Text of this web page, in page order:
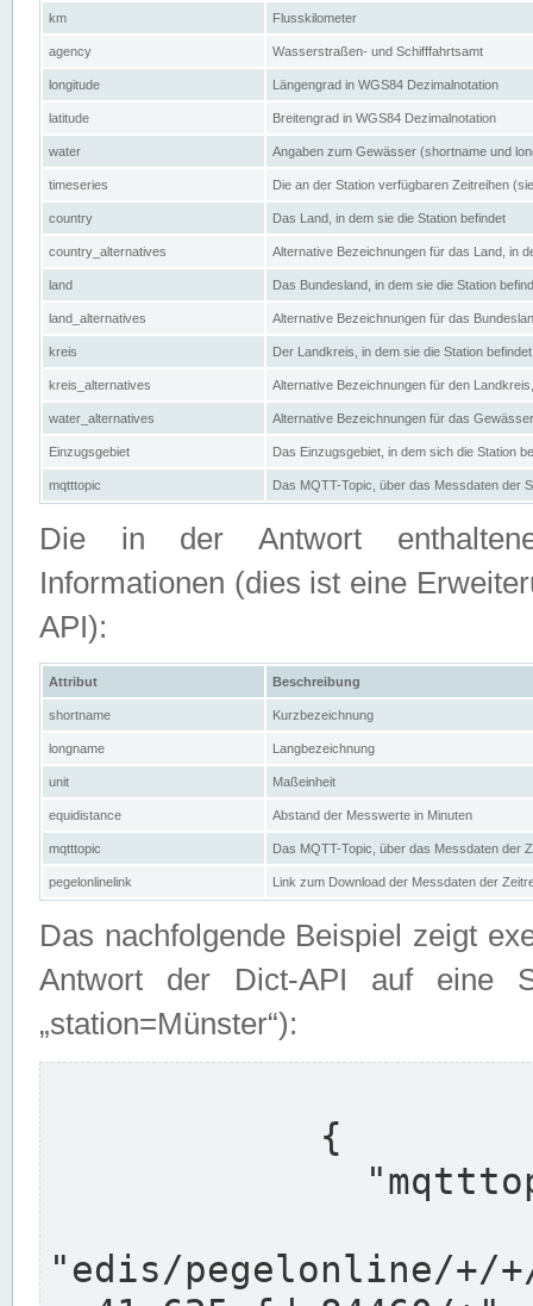
km Flusskilometer
agency Wasserstraßen- und Schifffahrtsamt
longitude Längengrad in WGS84 Dezimalnotation
latitude Breitengrad in WGS84 Dezimalnotation
water Angaben zum Gewässer (shortname und
timeseries Die an der Station verfügbaren Zeitreihen
country Das Land, in dem sie die Station befindet
country_alternatives Alternative Bezeichnungen für das Land, in
land Das Bundesland, in dem sie die Station
land_alternatives Alternative Bezeichnungen für das
kreis Der Landkreis, in dem sie die Station befindet
kreis_alternatives Alternative Bezeichnungen für den
water_alternatives Alternative Bezeichnungen für das
Einzugsgebiet Das Einzugsgebiet, in dem sich die Station
mqtttopic Das MQTT-Topic, über das Messdaten der
Die in der Antwort
Informationen (dies ist eine
API):
Attribut Beschreibung
shortname Kurzbezeichnung
longname Langbezeichnung
unit Maßeinheit
equidistance Abstand der Messwerte in Minuten
mqtttopic Das MQTT-Topic, über das Messdaten der
pegelonlinelink Link zum Download der Messdaten der
Das nachfolgende Beispiel zeigt
Antwort der Dict-API auf eine
„station=Münster“):
"edis/pegelonline/+/